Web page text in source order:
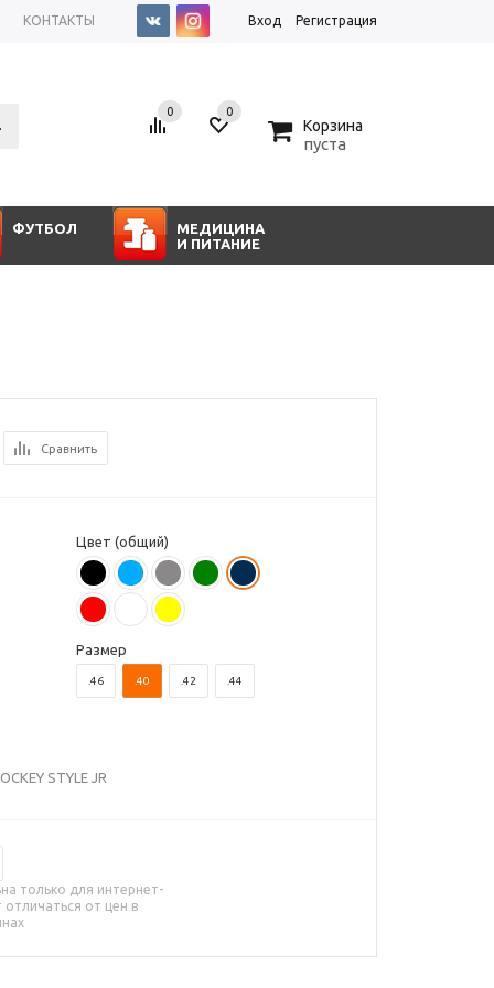
КОНТАКТЫ Вход Регистрация
0 0
Корзина
пуста
ФУТБОЛ
МЕДИЦИНА
И ПИТАНИЕ
Сравнить
Цвет (общий)
Размер
.46 .40 .42 .44
STYLE JR
только для интернет-
от цен в